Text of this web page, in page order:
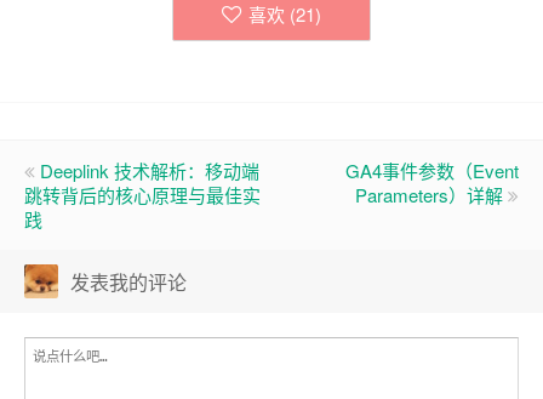
喜欢 (21)
Deeplink 技术解析：移动端
跳转背后的核心原理与最佳实
践
GA4事件参数（Event
Parameters）详解
发表我的评论